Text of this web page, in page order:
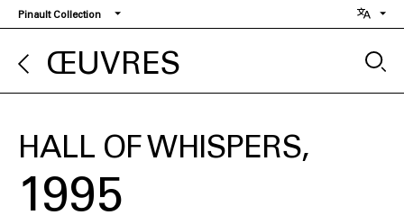
Aller
au
contenu
principal
Pinault Collection
ŒUVRES
HALL OF WHISPERS
1995